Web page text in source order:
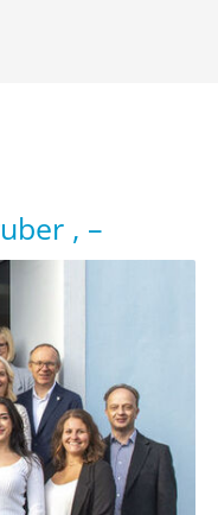
, –